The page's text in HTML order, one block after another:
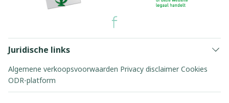
Juridische links
Algemene verkoopsvoorwaarden Privacy disclaimer Cookies
ODR-platform